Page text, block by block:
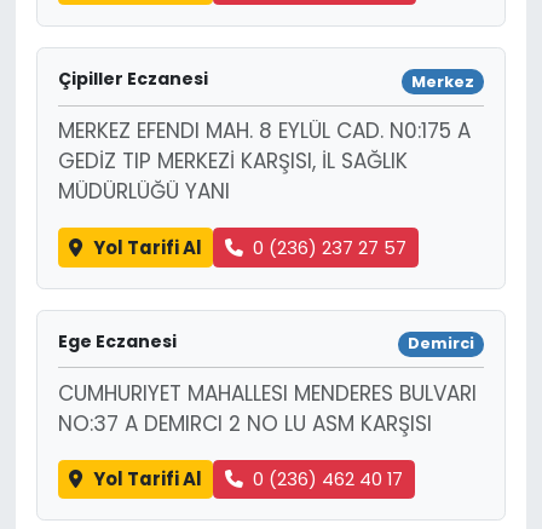
Çipiller Eczanesi Merkez
MERKEZ EFENDI MAH. 8 EYLÜL CAD. N0:175 A
GEDİZ TIP MERKEZİ KARŞISI, İL SAĞLIK
MÜDÜRLÜĞÜ YANI
Yol Tarifi Al 0 (236) 237 27 57
Ege Eczanesi Demirci
CUMHURIYET MAHALLESI MENDERES BULVARI
NO:37 A DEMIRCI 2 NO LU ASM KARŞISI
Yol Tarifi Al 0 (236) 462 40 17